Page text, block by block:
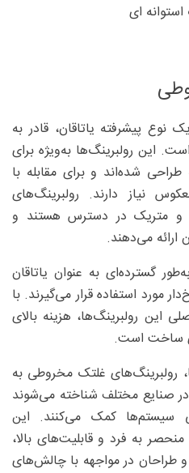
استوانه ای
نوع پیشرفته یاتاقان، قادر به
این رولبرینگ‌ها به‌ویژه برای
شده‌اند و برای مقابله با
نیاز دارند. رولبرینگ‌های
و متریک در دسترس هستند و
ارائه می‌دهند.
گسترده‌ای به عنوان یاتاقان
مورد استفاده قرار می‌گیرند. با
این رولبرینگ‌ها، هزینه بالای
ساخت است.
رولبرینگ‌های غلتک مخروطی به
صنایع مختلف شناخته می‌شوند
سیستم‌ها کمک می‌کنند. این
به فرد و قابلیت‌های بالا،
طراحان در مواجهه با چالش‌های